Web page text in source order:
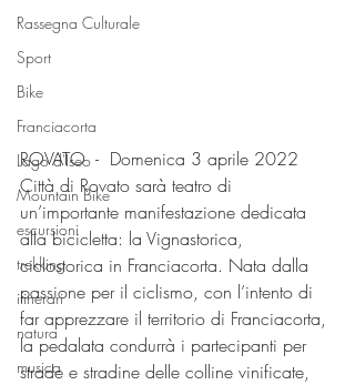
Rassegna Culturale
Sport
Bike
Franciacorta
Lago d'Iseo
Mountain Bike
escursioni
trekking
itinerari
natura
musica
ROVATO  -  Domenica 3 aprile 2022
Città di Rovato sarà teatro di
un’importante manifestazione dedicata
alla bicicletta: la Vignastorica,
ciclostorica in Franciacorta. Nata dalla
passione per il ciclismo, con l’intento di
far apprezzare il territorio di Franciacorta,
la pedalata condurrà i partecipanti per
strade e stradine delle colline vinificate,